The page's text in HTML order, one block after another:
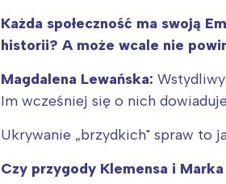
Każda społeczność ma swoją
historii? A może wcale nie
Magdalena Lewańska:
Im wcześniej się o nich
Ukrywanie „brzydkich" spraw to
Czy przygody Klemensa i